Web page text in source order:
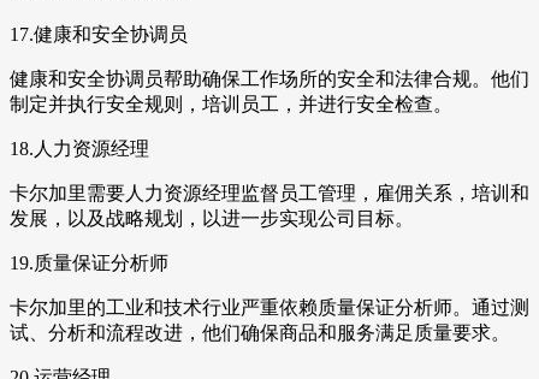
17.健康和安全协调员
健康和安全协调员帮助确保工作场所的安全和法律合规。他们
制定并执行安全规则，培训员工，并进行安全检查。
18.人力资源经理
卡尔加里需要人力资源经理监督员工管理，雇佣关系，培训和
发展，以及战略规划，以进一步实现公司目标。
19.质量保证分析师
卡尔加里的工业和技术行业严重依赖质量保证分析师。通过测
试、分析和流程改进，他们确保商品和服务满足质量要求。